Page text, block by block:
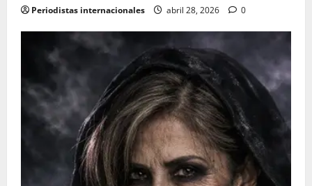
Periodistas internacionales abril 28, 2026 0